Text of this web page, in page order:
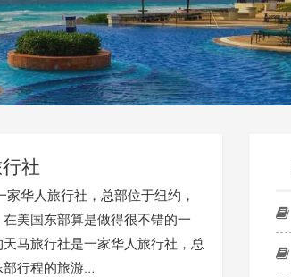
社
华人旅行社，总部位于纽约，
美国东部算是做得很不错的一
马旅行社是一家华人旅行社，总
部行程的旅游…